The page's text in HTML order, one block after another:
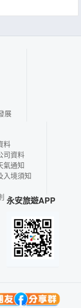
展
料
司資料
氣通知
入境須知
永安旅遊APP